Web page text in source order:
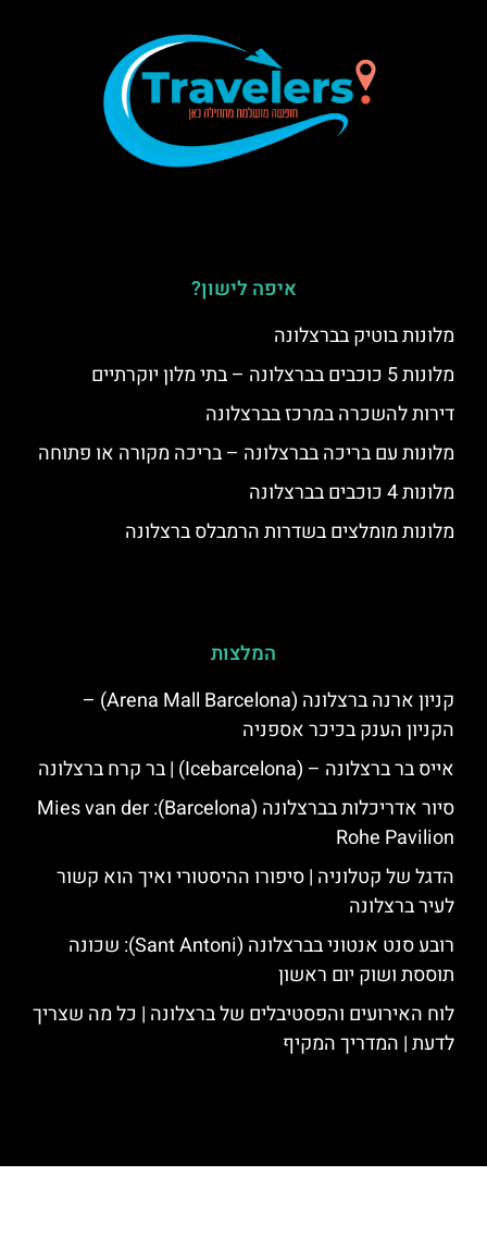
איפה לישון?
מלונות בוטיק בברצלונה
מלונות 5 כוכבים בברצלונה – בתי מלון יוקרתיים
דירות להשכרה במרכז בברצלונה
מלונות עם בריכה בברצלונה – בריכה מקורה או פתוחה
מלונות 4 כוכבים בברצלונה
מלונות מומלצים בשדרות הרמבלס ברצלונה
המלצות
קניון ארנה ברצלונה (Arena Mall Barcelona) –
הקניון הענק בכיכר אספניה
אייס בר ברצלונה – (‪Icebarcelona‬) | בר קרח ברצלונה
סיור אדריכלות בברצלונה (Barcelona): Mies van der
Rohe Pavilion
הדגל של קטלוניה | סיפורו ההיסטורי ואיך הוא קשור
לעיר ברצלונה
רובע סנט אנטוני בברצלונה (Sant Antoni): שכונה
תוססת ושוק יום ראשון
לוח האירועים והפסטיבלים של ברצלונה | כל מה שצריך
לדעת | המדריך המקיף